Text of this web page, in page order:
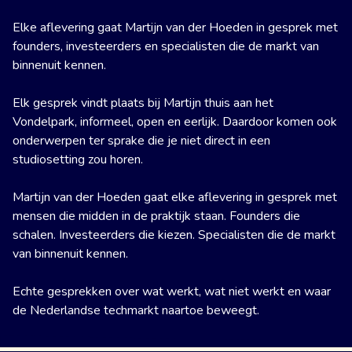
Elke aflevering gaat Martijn van der Hoeden in gesprek met
founders, investeerders en specialisten die de markt van
binnenuit kennen.
Elk gesprek vindt plaats bij Martijn thuis aan het
Vondelpark, informeel, open en eerlijk. Daardoor komen ook
onderwerpen ter sprake die je niet direct in een
studiosetting zou horen.
Martijn van der Hoeden gaat elke aflevering in gesprek met
mensen die midden in de praktijk staan. Founders die
schalen. Investeerders die kiezen. Specialisten die de markt
van binnenuit kennen.
Echte gesprekken over wat werkt, wat niet werkt en waar
de Nederlandse techmarkt naartoe beweegt.